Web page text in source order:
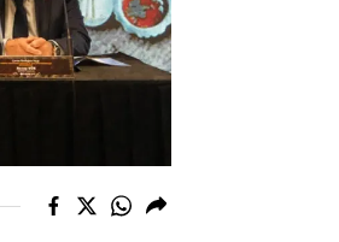
Manisa
Kahramanmaraş